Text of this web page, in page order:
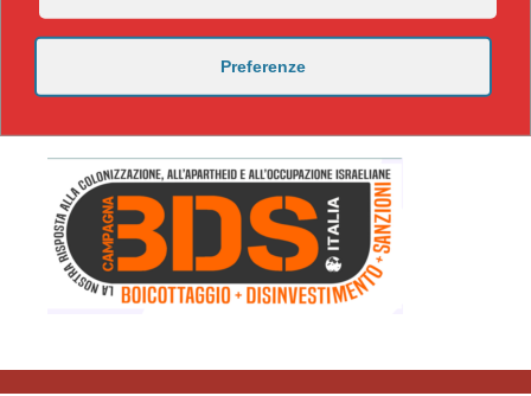
Preferenze